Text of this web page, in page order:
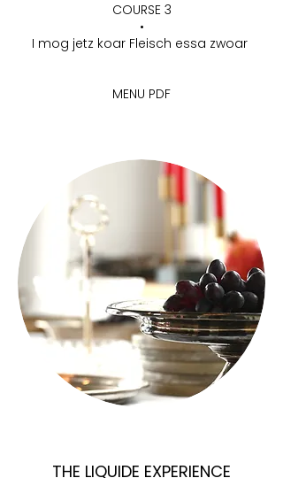
COURSE 3
•
I mog jetz koar Fleisch essa zwoar
MENU PDF
THE LIQUIDE EXPERIENCE